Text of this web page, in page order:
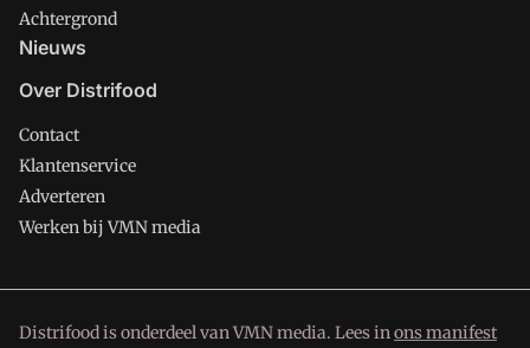
Achtergrond
Nieuws
Over Distrifood
Contact
Klantenservice
Adverteren
Werken bij VMN media
Distrifood is onderdeel van VMN media. Lees inons manifest